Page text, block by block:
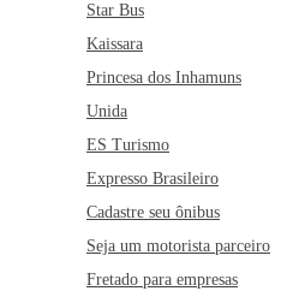
Star Bus
Kaissara
Princesa dos Inhamuns
Unida
ES Turismo
Expresso Brasileiro
Cadastre seu ônibus
Seja um motorista parceiro
Fretado para empresas